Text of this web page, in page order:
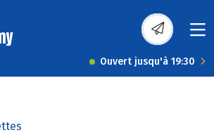
Ouvert jusqu'à 19:30